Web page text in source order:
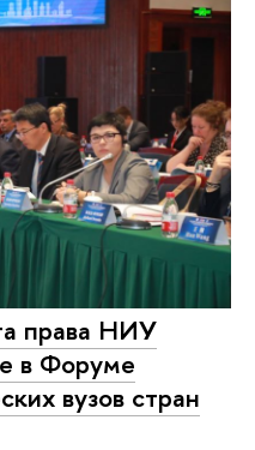
права НИУ
в Форуме
вузов стран